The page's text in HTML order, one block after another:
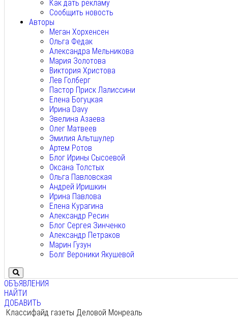
Как дать рекламу
Сообщить новость
Авторы
Меган Хорхенсен
Ольга Федак
Александра Мельникова
Мария Золотова
Виктория Христова
Лев Голберг
Пастор Приск Лалиссини
Елена Богуцкая
Ирина Davy
Эвелина Азаева
Олег Матвеев
Эмилия Альтшулер
Артем Ротов
Блог Ирины Сысоевой
Оксана Толстых
Ольга Павловская
Андрей Иришкин
Ирина Павлова
Елена Курагина
Александр Ресин
Блог Сергея Зинченко
Александр Петраков
Марин Гузун
Болг Вероники Якушевой
ОБЪЯВЛЕНИЯ
НАЙТИ
ДОБАВИТЬ
Классифайд газеты Деловой Монреаль